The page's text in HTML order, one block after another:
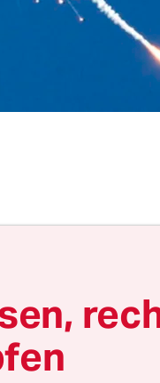
geschieht.
gedreht. Er war
Geräusch
entsetzliches
im